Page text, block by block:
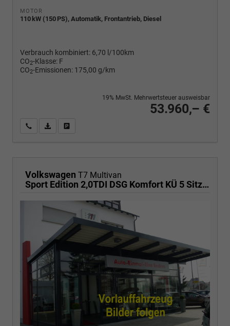
MOTOR
110 kW (150 PS), Automatik, Frontantrieb, Diesel
Verbrauch kombiniert: 6,70 l/100km
CO2-Klasse: F
CO2-Emissionen: 175,00 g/km
53.960,– €
19% MwSt. Mehrwertsteuer ausweisbar
Wir rufen Sie anPDF-Fahrzeugexposé drucken
Volkswagen T7 Multivan
Sport Edition 2,0TDI DSG Komfort KÜ 5 Sitzer